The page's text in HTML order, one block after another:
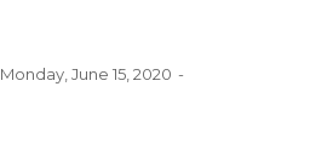
Monday, June 15, 2020